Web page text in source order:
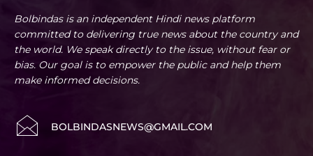
Bolbindas is an independent Hindi news platform
committed to delivering true news about the country and
the world. We speak directly to the issue, without fear or
bias. Our goal is to empower the public and help them
make informed decisions.
BOLBINDASNEWS@GMAIL.COM